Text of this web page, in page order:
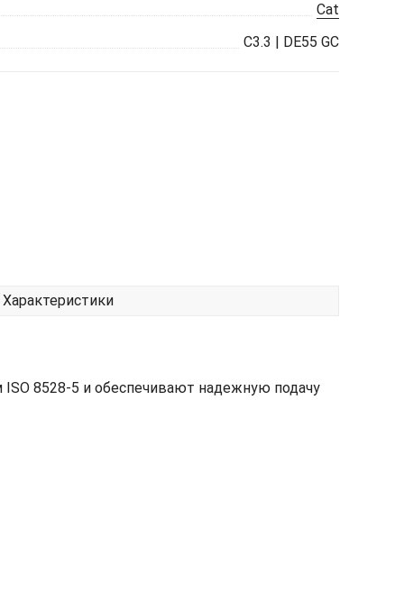
Cat
C3.3 | DE55 GC
Характеристики
8528-5 и обеспечивают надежную подачу